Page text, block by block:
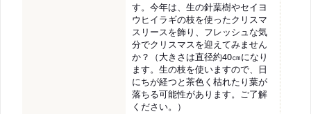
す。今年は、生の針葉樹やセイヨ
ウヒイラギの枝を使ったクリスマ
スリースを飾り、フレッシュな気
分でクリスマスを迎えてみません
か？（大きさは直径約40㎝になり
ます。生の枝を使いますので、日
にちが経つと茶色く枯れたり葉が
落ちる可能性があります。ご了解
ください。）